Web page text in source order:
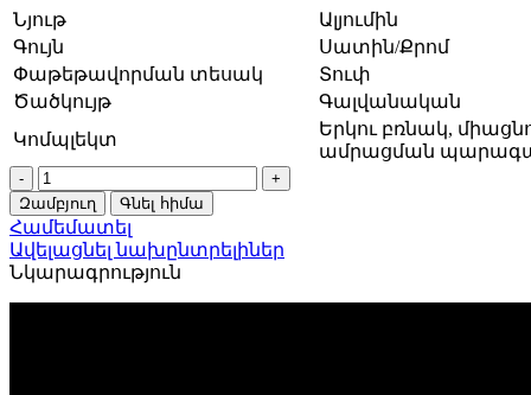
Նյութ
Ալյումին
Գույն
Սատին/Քրոմ
Փաթեթավորման տեսակ
Տուփ
Ծածկույթ
Գալվանական
Կոմպլեկտ
Երկու բռնակ,
ամրացման
Բռնակ
VЕTTORE
R07.023
SN/CP
(Սատին/
Քրոմ)
(Քառակուսի
Զամբյուղ Գնել հիմա
Համեմատել
Ավելացնել նախընտրելիներ
Նկարագրություն